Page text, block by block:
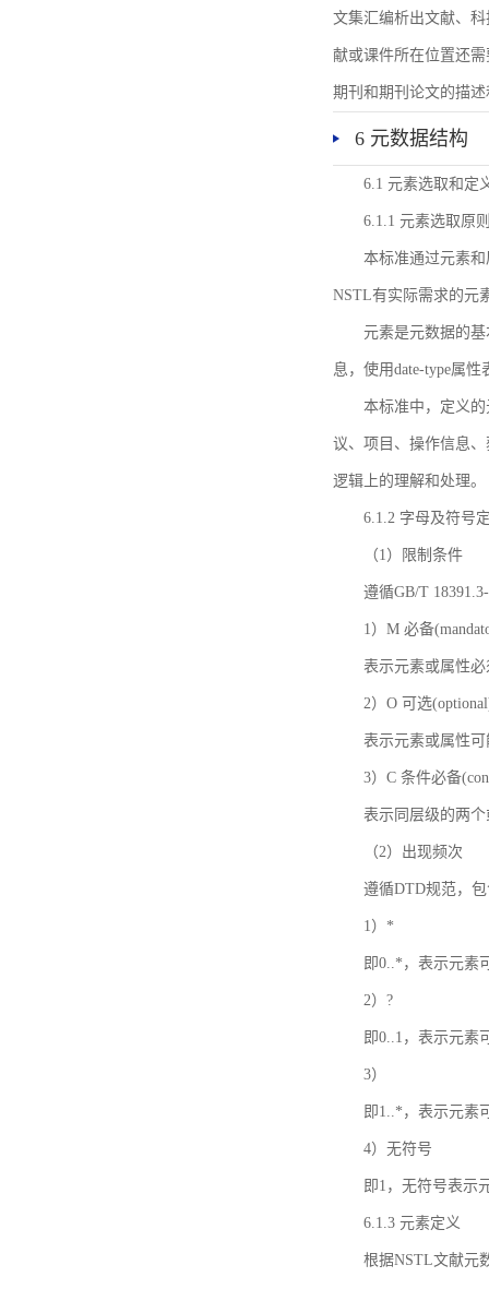
文集汇编析出文献、
献或课件所在位置还
期刊和期刊论文的描
6 元数据结构
6.1 元素选取和定
6.1.1 元素选取原
本标准通过元素
NSTL有实际需求的元
元素是元数据的
息，使用date-type属
本标准中，定义
议、项目、操作信息
逻辑上的理解和处理。
6.1.2 字母及符号
（1）限制条件
遵循GB/T
1）M 必备
表示元素或属性
2）O 可选
表示元素或属性
3）C 条件必备
表示同层级的两
（2）出现频次
遵循DTD规范，
1）*
即0..*，表示元素
2）?
即0..1，表示元素
3）
即1..*，表示元素
4）无符号
即1，无符号表示
6.1.3 元素定义
根据NSTL文献元